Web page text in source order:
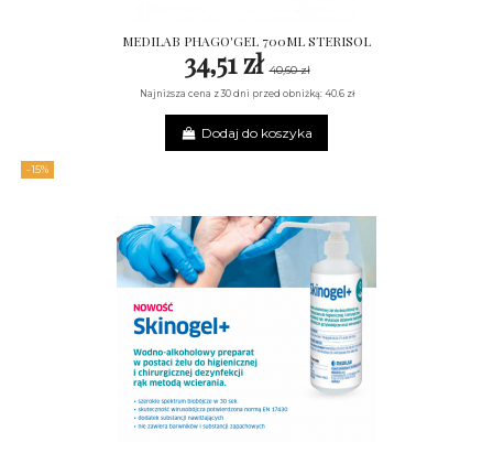
MEDILAB PHAGO'GEL 700ML STERISOL
34,51 zł40,60 zł
Najniższa cena z 30 dni przed obniżką: 40.6 zł
Dodaj do koszyka
-15%